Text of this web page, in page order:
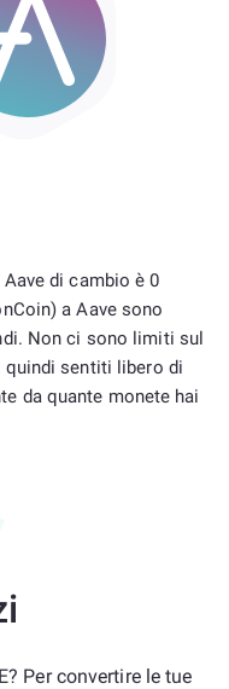
di cambio è 0
a Aave sono
Non ci sono limiti sul
quindi sentiti libero di
da quante monete hai
Per convertire le tue